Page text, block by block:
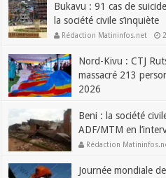
Bukavu : 91 cas de
la société civile s’inquiète
Rédaction Matininfos.net
Nord-Kivu : CTJ
massacré 213
2026
Beni : la société
ADF/MTM en
Rédaction
Journée mondiale